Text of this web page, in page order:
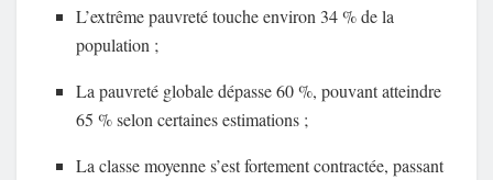
L’extrême pauvreté touche environ 34 % de la
population ;
La pauvreté globale dépasse 60 %, pouvant atteindre
65 % selon certaines estimations ;
La classe moyenne s’est fortement contractée, passant